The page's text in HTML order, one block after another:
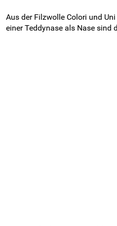
Aus der Filzwolle Colori und
einer Teddynase als Nase sind